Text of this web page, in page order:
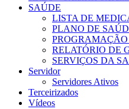
SAÚDE
LISTA DE
PLANO DE
RELATÓRIO DE
SERVIÇOS DA
Servidor
Servidores Ativos
Terceirizados
Vídeos